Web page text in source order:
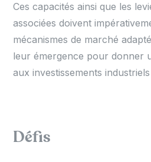
Ces capacités ainsi que les
associées doivent
mécanismes de marché
leur émergence pour donner
aux investissements
Défis